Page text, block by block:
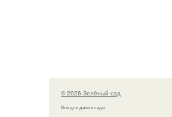
© 2026 Зелёный сад
Всё для дачи и сада